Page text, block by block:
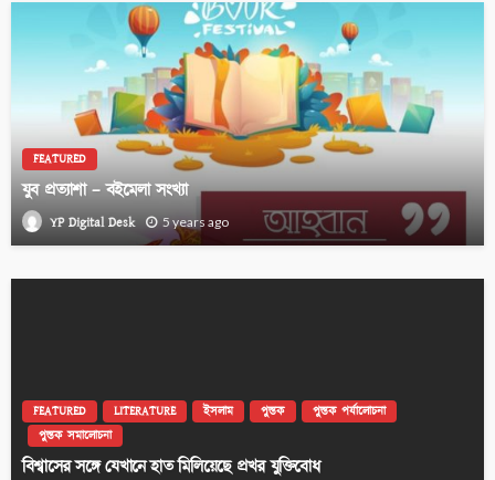
FEATURED
যুব প্রত্যাশা – বইমেলা সংখ্যা
YP Digital Desk 5 years ago
FEATURED LITERATURE ইসলাম পুস্তক
পুস্তক পর্যালোচনা
পুস্তক সমালোচনা
বিশ্বাসের সঙ্গে যেখানে হাত মিলিয়েছে প্রখর যুক্তিবোধ